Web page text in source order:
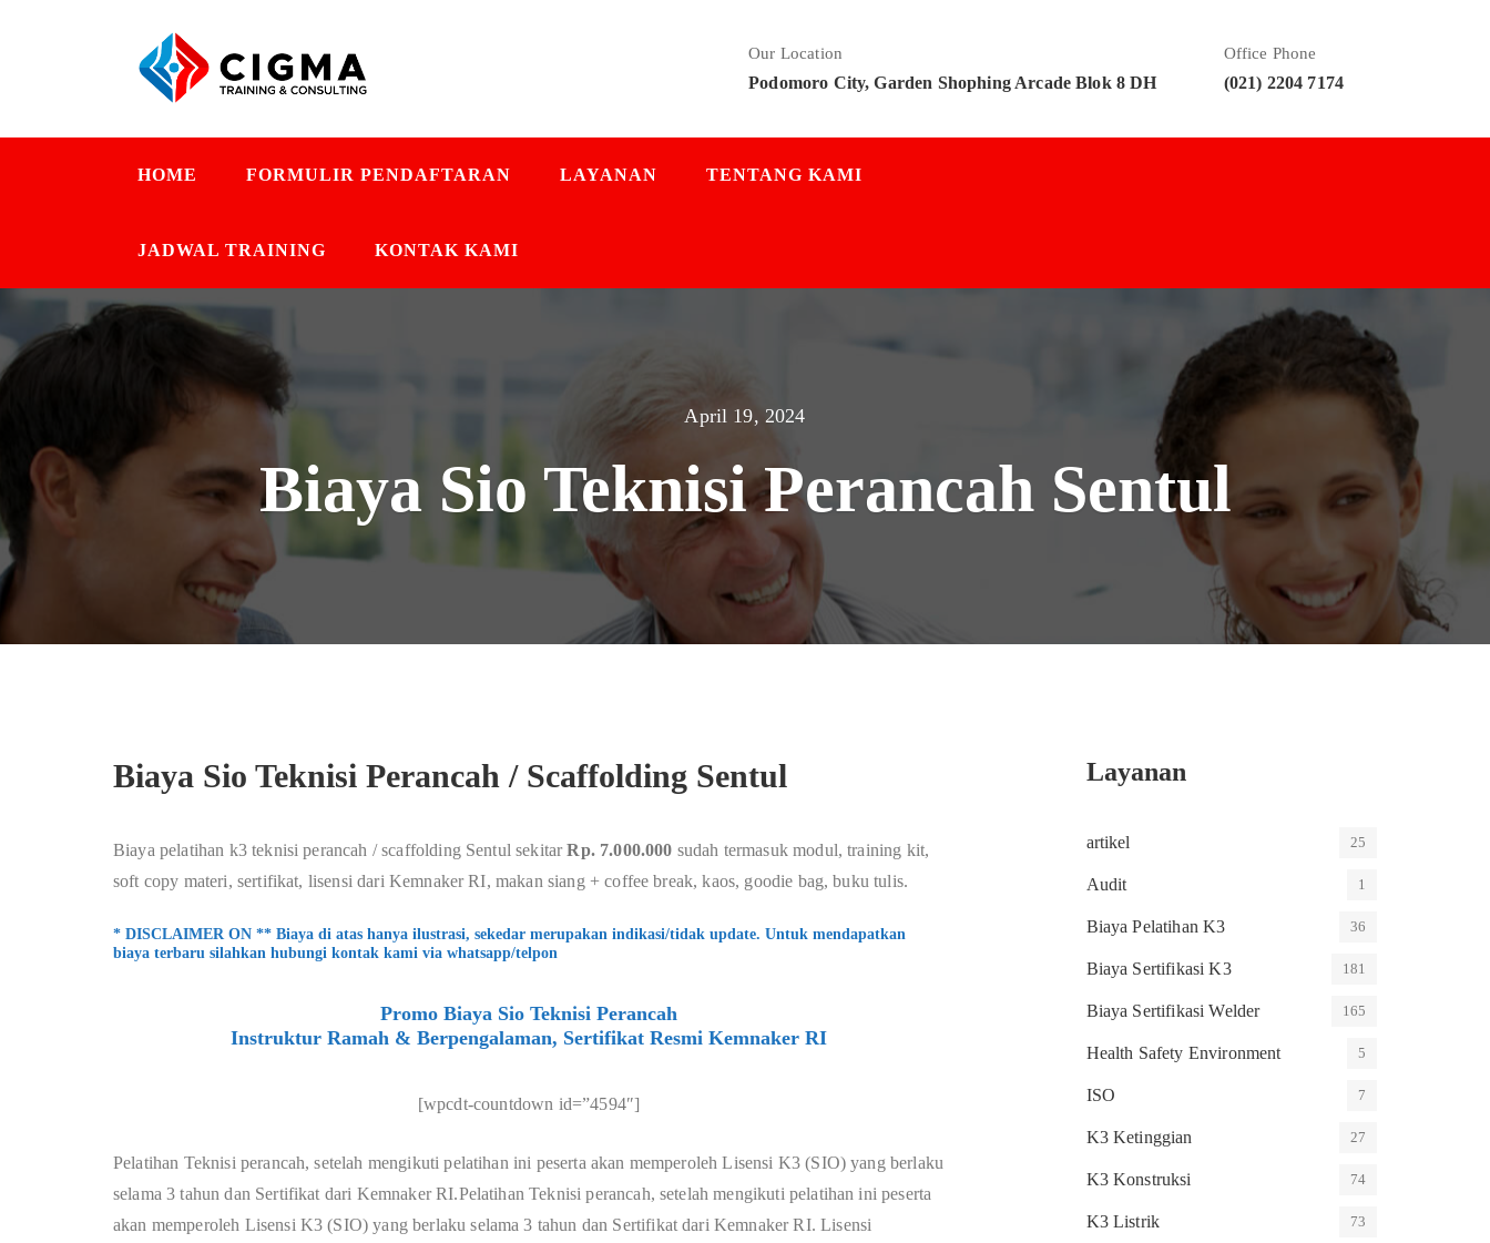
Our Location
Podomoro City, Garden Shophing Arcade Blok 8 DH
Office Phone
(021) 2204 7174
HOME FORMULIR PENDAFTARAN LAYANAN TENTANG KAMI
JADWAL TRAINING KONTAK KAMI
April 19, 2024
Biaya Sio Teknisi Perancah Sentul
Biaya Sio Teknisi Perancah / Scaffolding Sentul
Biaya pelatihan k3 teknisi perancah / scaffolding Sentul sekitarRp. 7.000.000 sudah termasuk modul, training kit,
soft copy materi, sertifikat, lisensi dari Kemnaker RI, makan siang + coffee break, kaos, goodie bag, buku tulis.
* DISCLAIMER ON ** Biaya di atas hanya ilustrasi, sekedar merupakan indikasi/tidak update. Untuk mendapatkan
biaya terbaru silahkan hubungi kontak kami via whatsapp/telpon
Promo Biaya Sio Teknisi Perancah
Instruktur Ramah & Berpengalaman, Sertifikat Resmi Kemnaker RI
[wpcdt-countdown id=”4594″]
Pelatihan Teknisi perancah, setelah mengikuti pelatihan ini peserta akan memperoleh Lisensi K3 (SIO) yang berlaku
selama 3 tahun dan Sertifikat dari Kemnaker RI.Pelatihan Teknisi perancah, setelah mengikuti pelatihan ini peserta
akan memperoleh Lisensi K3 (SIO) yang berlaku selama 3 tahun dan Sertifikat dari Kemnaker RI.Lisensi
Layanan
artikel 25
Audit 1
Biaya Pelatihan K3 36
Biaya Sertifikasi K3 181
Biaya Sertifikasi Welder 165
Health Safety Environment 5
ISO 7
K3 Ketinggian 27
K3 Konstruksi 74
K3 Listrik 73